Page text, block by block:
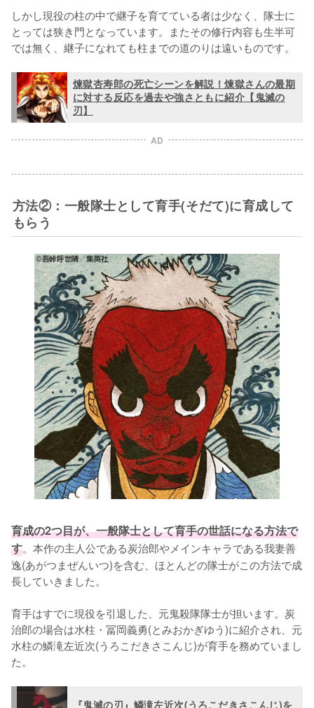
しかし現役の柱の中で継子を育てている者は少なく、隊士に
とっては狭き門となっています。またその修行内容も生半可
では無く、継子になれても柱までの道のりは遠いものです。
煉獄杏寿郎の死亡シーンを解説！煉獄さんの最期
に対する反応を過去や強さともに紹介【鬼滅の
刃】
AD
方法②：一般隊士として育手(そだて)に育成して
もらう
育成の2つ目が、一般隊士として育手の世話になる方法で
す。本作の主人公である炭治郎やメインキャラである我妻善
逸(あがつまぜんいつ)を含む、ほとんどの隊士がこの方法で成
長していきました。
育手はすでに現役を引退した、元鬼殺隊隊士が担います。炭
治郎の場合は水柱・冨岡義勇(とみおかぎゆう)に紹介され、元
水柱の鱗滝左近次(うろこだきさこんじ)が育手を務めていまし
た。
『鬼滅の刃』鱗滝左近次(うろこだきさこんじ)を